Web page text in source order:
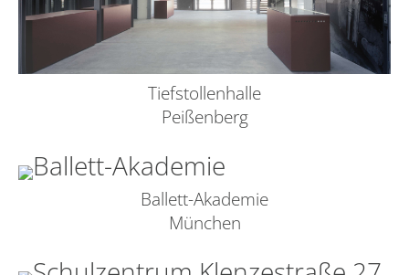
Tiefstollenhalle
Peißenberg
Ballett-Akademie
München